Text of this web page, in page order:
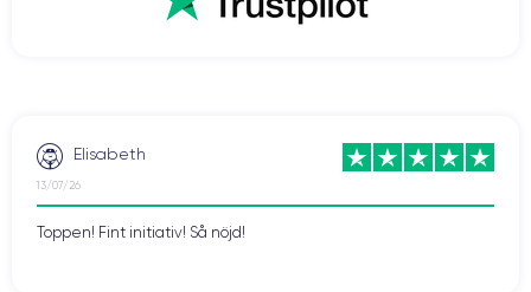
Elisabeth
13/07/26
Toppen! Fint initiativ! Så nöjd!